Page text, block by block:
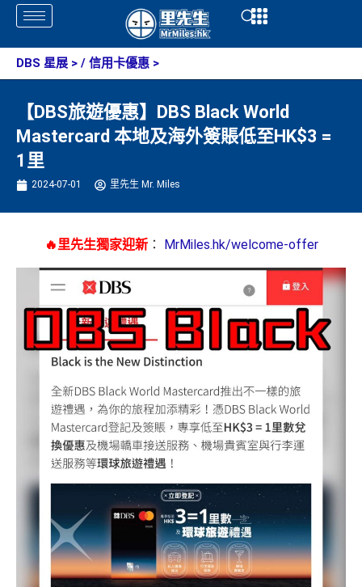
Skip
content
Open
DBS 星展 > / 信用卡優惠 >
【DBS旅遊優惠】DBS Black World
Mastercard 本地及海外簽賬低至HK$3 =
1里
2024-07-01 里先生 Mr. Miles
🔥里先生獨家迎新： MrMiles.hk/welcome-offer